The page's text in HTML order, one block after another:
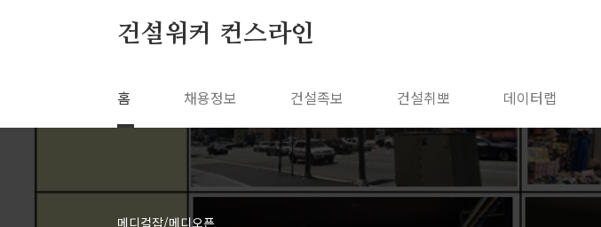
건설워커 컨스라인
홈 채용정보 건설족보 건설취뽀 데이터랩
메디컬잡/메디오픈